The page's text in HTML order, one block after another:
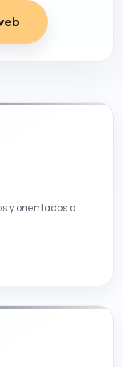
y orientados a